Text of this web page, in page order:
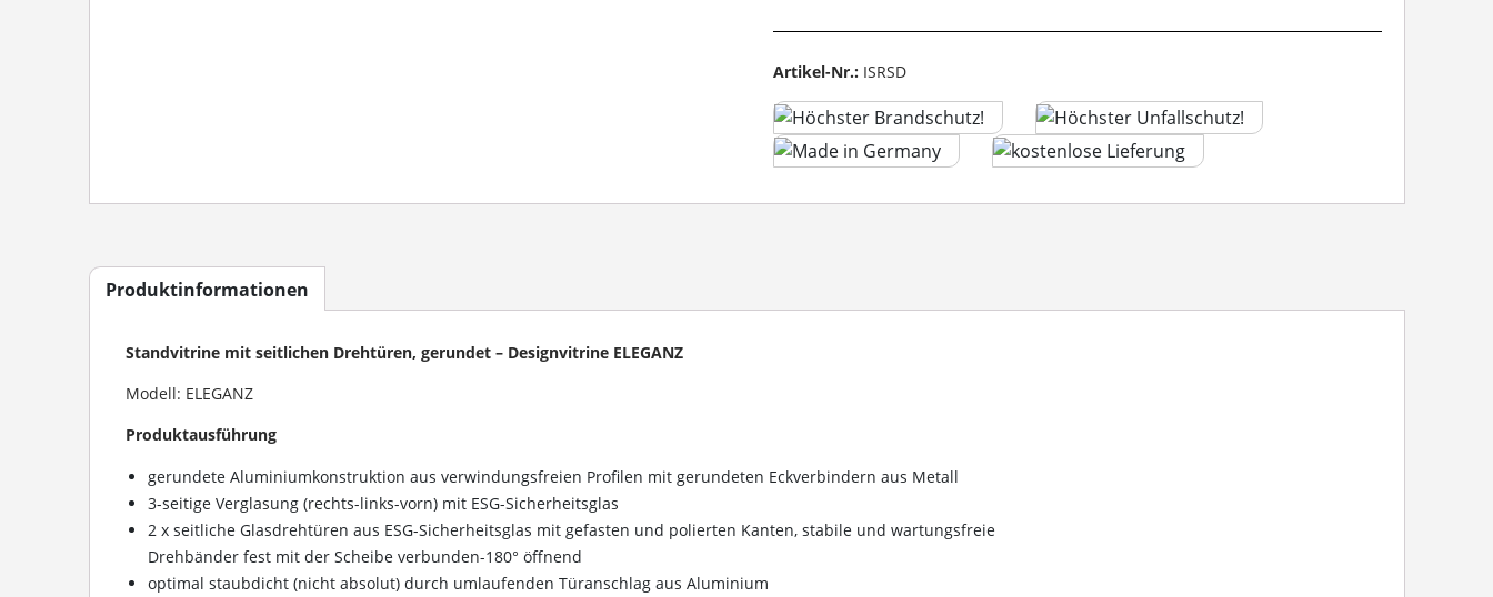
Artikel-Nr.:ISRSD
Produktinformationen
Standvitrine mit seitlichen Drehtüren, gerundet – Designvitrine ELEGANZ
Modell: ELEGANZ
Produktausführung
gerundete Aluminiumkonstruktion aus verwindungsfreien Profilen mit gerundeten Eckverbindern aus Metall
3-seitige Verglasung (rechts-links-vorn) mit ESG-Sicherheitsglas
2 x seitliche Glasdrehtüren aus ESG-Sicherheitsglas mit gefasten und polierten Kanten, stabile und wartungsfreie
Drehbänder fest mit der Scheibe verbunden-180° öffnend
optimal staubdicht (nicht absolut) durch umlaufenden Türanschlag aus Aluminium